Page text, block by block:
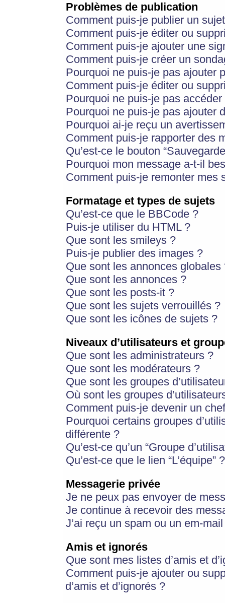
Problèmes de publication
Comment puis-je publier un
Comment puis-je éditer ou
Comment puis-je ajouter une
Comment puis-je créer un
Pourquoi ne puis-je pas ajouter
Comment puis-je éditer ou
Pourquoi ne puis-je pas
Pourquoi ne puis-je pas ajouter
Pourquoi ai-je reçu un
Comment puis-je rapporter des
Qu’est-ce le bouton
Pourquoi mon message a-t-il
Comment puis-je remonter mes
Formatage et types de sujets
Qu’est-ce que le BBCode ?
Puis-je utiliser du HTML ?
Que sont les smileys ?
Puis-je publier des images ?
Que sont les annonces globales
Que sont les annonces ?
Que sont les posts-it ?
Que sont les sujets verrouillés ?
Que sont les icônes de sujets ?
Niveaux d’utilisateurs et
Que sont les administrateurs ?
Que sont les modérateurs ?
Que sont les groupes
Où sont les groupes
Comment puis-je devenir un
Pourquoi certains groupes
différente ?
Qu’est-ce qu’un “Groupe
Qu’est-ce que le lien “L’équipe” ?
Messagerie privée
Je ne peux pas envoyer de
Je continue à recevoir des
J’ai reçu un spam ou un em-
Amis et ignorés
Que sont mes listes d’amis et
Comment puis-je ajouter ou
d’amis et d’ignorés ?